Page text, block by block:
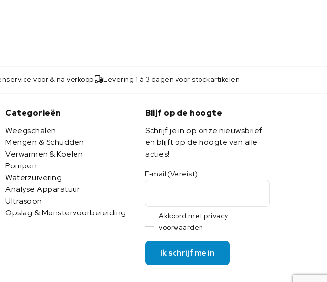
voor & na verkoop Levering 1 à 3 dagen voor stockartikelen
Categorieën
Weegschalen
Mengen & Schudden
Verwarmen & Koelen
Pompen
Waterzuivering
Analyse Apparatuur
Ultrasoon
Opslag & Monstervoorbereiding
Blijf op de hoogte
Schrijf je in op onze nieuwsbrief
en blijft op de hoogte van alle
acties!
E-mail (Vereist)
Akkoord met privacy
voorwaarden
Ik schrijf me in